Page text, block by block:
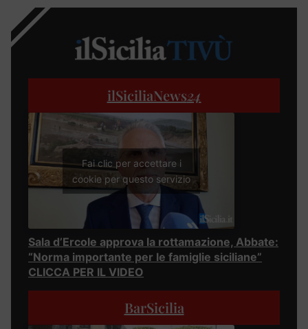
ilSiciliaNews24
Fai clic per accettare i
cookie per questo servizio
Sala d’Ercole approva la rottamazione, Abbate:
“Norma importante per le famiglie siciliane”
CLICCA PER IL VIDEO
BarSicilia